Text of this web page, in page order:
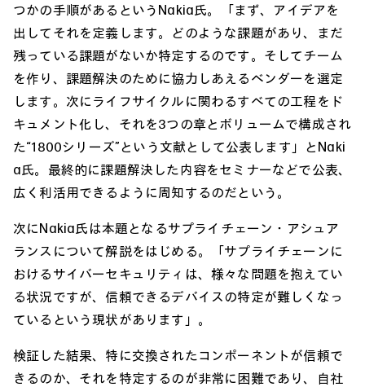
つかの手順があるというNakia氏。「まず、アイデアを
出してそれを定義します。どのような課題があり、まだ
残っている課題がないか特定するのです。そしてチーム
を作り、課題解決のために協力しあえるベンダーを選定
します。次にライフサイクルに関わるすべての工程をド
キュメント化し、それを3つの章とボリュームで構成され
た“1800シリーズ”という文献として公表します」とNaki
a氏。最終的に課題解決した内容をセミナーなどで公表、
広く利活用できるように周知するのだという。
次にNakia氏は本題となるサプライチェーン・アシュア
ランスについて解説をはじめる。「サプライチェーンに
おけるサイバーセキュリティは、様々な問題を抱えてい
る状況ですが、信頼できるデバイスの特定が難しくなっ
ているという現状があります」。
検証した結果、特に交換されたコンポーネントが信頼で
きるのか、それを特定するのが非常に困難であり、自社